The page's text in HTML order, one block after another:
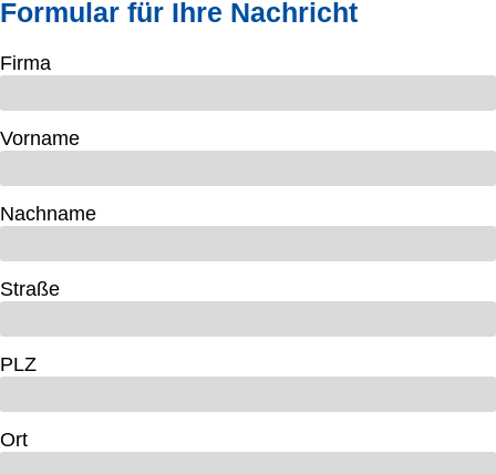
Formular für Ihre Nachricht
Firma
Vorname
Nachname
Straße
PLZ
Ort